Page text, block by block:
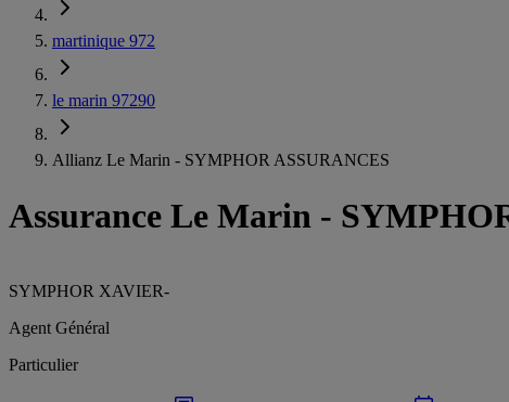
martinique 972
le marin 97290
Allianz Le Marin - SYMPHOR ASSURANCES
Assurance Le Marin -
SYMPHOR XAVIER-
Agent Général
Particulier